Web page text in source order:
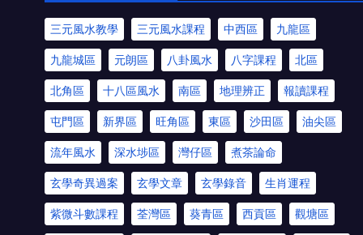
三元風水教學 三元風水課程 中西區 九龍區
九龍城區 元朗區 八卦風水 八字課程 北區
北角區 十八區風水 南區 地理辨正 報讀課程
屯門區 新界區 旺角區 東區 沙田區 油尖區
流年風水 深水埗區 灣仔區 煮茶論命
玄學奇異過案 玄學文章 玄學錄音 生肖運程
紫微斗數課程 荃灣區 葵青區 西貢區 觀塘區